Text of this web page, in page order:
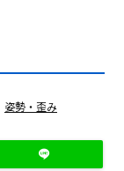
姿勢・歪み